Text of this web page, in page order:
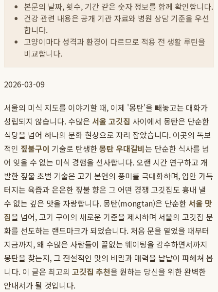
본문의 날짜, 횟수, 기간 같은 숫자 정보를 함께 확인합니다.
건강 관련 내용은 공개 기관 자료와 병원 상담 기준을 우선
합니다.
고양이마다 성격과 환경이 다르므로 적용 전 생활 루틴을
비교합니다.
2026-03-09
서울의 미식 지도를 이야기할 때, 이제 '몽탄'을 빼놓고는 대화가
성립되지 않습니다. 수많은 서울 고깃집 사이에서 몽탄은 단순한
식당을 넘어 하나의 문화 현상으로 자리 잡았습니다. 이곳의 독보
적인 짚불구이 기술로 탄생한몽탄 우대갈비는 단순한 식사를 넘
어 잊을 수 없는 미식 경험을 선사합니다. 오랜 시간 연구하고 개
발한 짚불 초벌 기술은 고기 본연의 풍미를 극대화하며, 입안 가득
터지는 육즙과 은은한 짚불 향은 그 어떤 경쟁 고깃집도 흉내 낼
수 없는 깊은 맛을 자랑합니다. 몽탄(mongtan)은 단순한 서울 맛
집을 넘어, 고기 구이의 새로운 기준을 제시하며 서울의 고깃집 문
화를 선도하는 랜드마크가 되었습니다. 처음 문을 열었을 때부터
지금까지, 왜 수많은 사람들이 끝없는 웨이팅을 감수하면서까지
몽탄을 찾는지, 그 전설적인 맛의 비밀과 매력을 낱낱이 파헤쳐 봅
니다. 이 글은 최고의 고깃집 추천을 원하는 당신을 위한 완벽한
안내서가 될 것입니다.